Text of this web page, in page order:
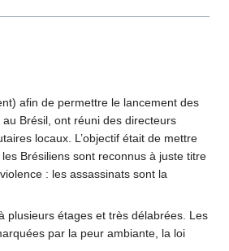
afin de permettre le lancement des
Brésil, ont réuni des directeurs
locaux. L’objectif était de mettre
Brésiliens sont reconnus à juste titre
: les assassinats sont la
plusieurs étages et très délabrées. Les
par la peur ambiante, la loi